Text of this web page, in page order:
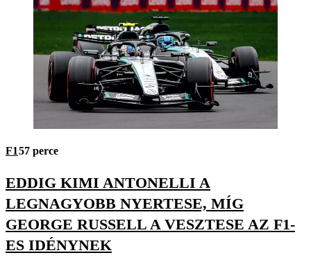
F157 perce
EDDIG KIMI ANTONELLI A
LEGNAGYOBB NYERTESE, MÍG
GEORGE RUSSELL A VESZTESE AZ F1-
ES IDÉNYNEK